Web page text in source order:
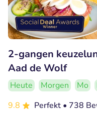
2-gangen
Aad de Wolf
Heute Morgen Mo
9.8
Perfekt • 738